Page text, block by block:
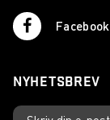
Facebook
NYHETSBREV